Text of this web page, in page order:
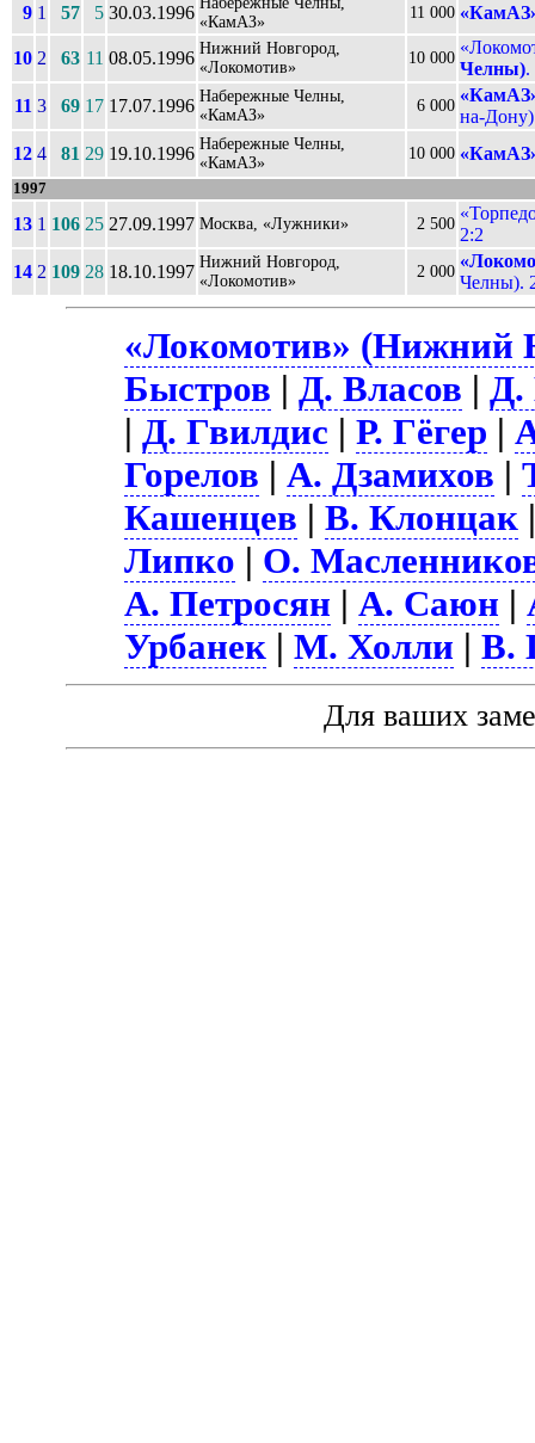
9 1 57 5 30.03.1996 «КамАЗ»
11 000
10 2 63 11 08.05.1996 Нижний Новгород,
«Локомотив»
10 000
Челны).
11 3 69 17 17.07.1996 Набережные Челны,
«КамАЗ»
6 000
на-
12 4 81 29 19.10.1996 Набережные Челны,
«КамАЗ»
10 000
1997
13 1 106 25 27.09.1997 Москва, «Лужники» 2 500
2:2
14 2 109 28 18.10.1997 Нижний Новгород,
«Локомотив»
2 000
Челны).
«Локомотив» (Нижний
Быстров |Д. Власов |Д.
|Д. Гвилдис |Р. Гёгер |
Горелов |А. Дзамихов |
Кашенцев |В. Клонцак
Липко | О.
А. Петросян |А. Саюн |
Урбанек |М. Холли |В.
Для ваших